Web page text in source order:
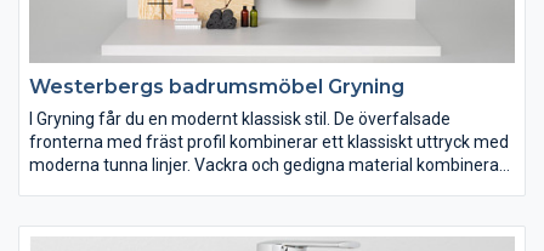
Westerbergs badrumsmöbel Gryning
I Gryning får du en modernt klassisk stil. De överfalsade
fronterna med fräst profil kombinerar ett klassiskt uttryck med
moderna tunna linjer. Vackra och gedigna material kombineras
dekorativa detaljer